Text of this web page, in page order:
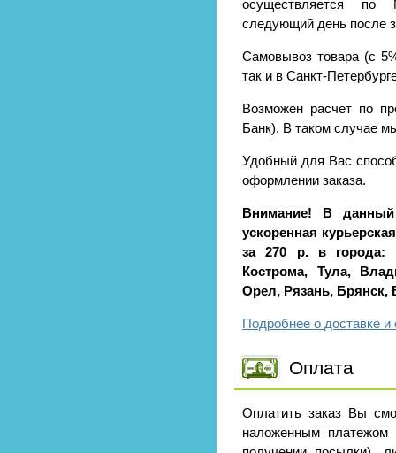
осуществляется по
следующий день после
Самовывоз товара (с
так и в Санкт-
Возможен расчет по
Банк). В таком случае
Удобный для Вас
оформлении заказа.
Внимание! В данный
ускоренная
за 270 р. в города:
Кострома, Тула,
Орел, Рязань, Брянск,
Подробнее о доставке и
Оплата
Оплатить заказ Вы
наложенным платежом